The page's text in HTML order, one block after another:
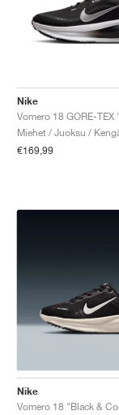
Nike
Miehet / Juoksu /
€169,99
Nike
Vomero 18 "Black &